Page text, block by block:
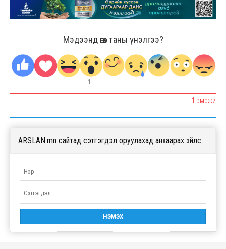
Мэдээнд өгөх таны үнэлгээ?
1
1 ЭМОЖИ
ARSLAN.mn сайтад сэтгэгдэл оруулахад анхаарах зүйлс